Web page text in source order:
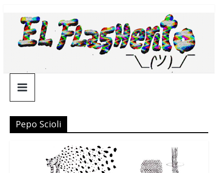
contenido
¯\_(ツ)_/
¯
Pepo Scioli